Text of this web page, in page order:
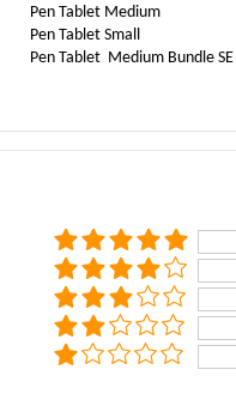
Pen Tablet Medium
Pen Tablet Small
Pen Tablet Medium Bundle SE